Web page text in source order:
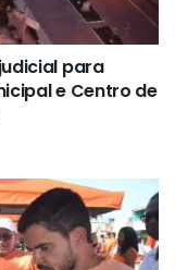
para
e Centro de